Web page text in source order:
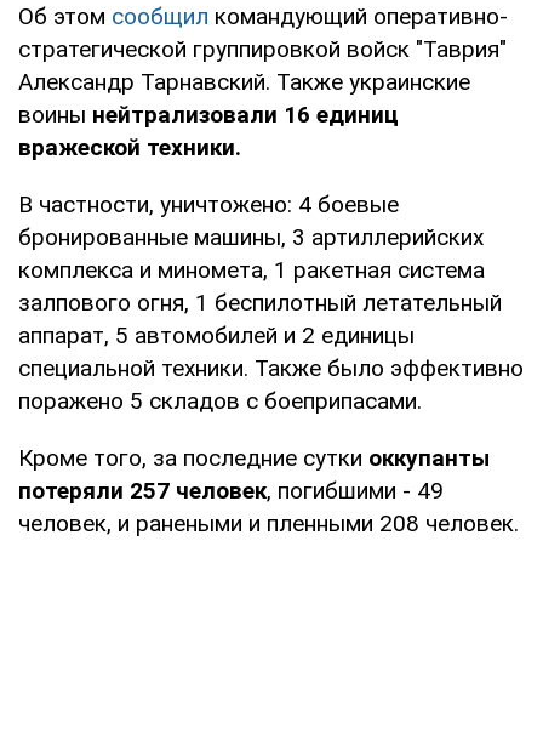
Об этом сообщил командующий оперативно-
стратегической группировкой войск "Таврия"
Александр Тарнавский. Также украинские
воины нейтрализовали 16 единиц
вражеской техники.
В частности, уничтожено: 4 боевые
бронированные машины, 3 артиллерийских
комплекса и миномета, 1 ракетная система
залпового огня, 1 беспилотный летательный
аппарат, 5 автомобилей и 2 единицы
специальной техники. Также было эффективно
поражено 5 складов с боеприпасами.
Кроме того, за последние сутки оккупанты
потеряли 257 человек, погибшими - 49
человек, и ранеными и пленными 208 человек.